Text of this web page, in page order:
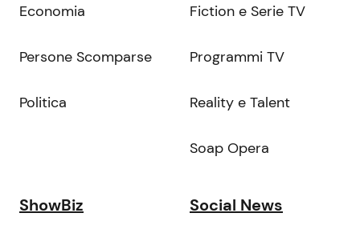
Economia
Persone Scomparse
Politica
Fiction e Serie TV
Programmi TV
Reality e Talent
Soap Opera
ShowBiz Social News